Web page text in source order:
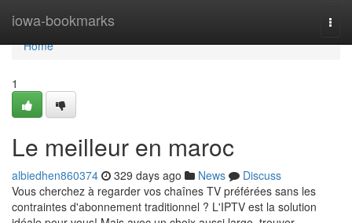
iowa-bookmarks
Home
Home
1
Le meilleur en maroc
albiedhen860374 329 days ago News
Discuss
Vous cherchez à regarder vos chaînes TV préférées sans les
contraintes d'abonnement traditionnel ? L'IPTV est la solution